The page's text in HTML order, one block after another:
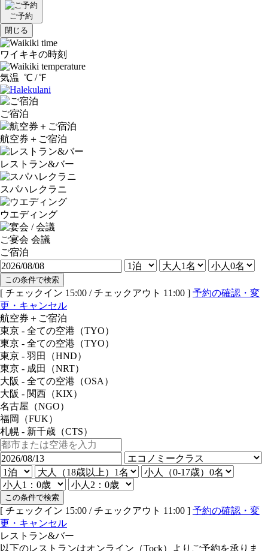
ご予約
閉じる
ワイキキの時刻
気温 ℃ /℉
ご宿泊
航空券＋ご宿泊
レストラン&バー
スパハレクラニ
ウエディング
ご宴会 会議
ご宿泊
この条件で検索
[ チェックイン 15:00 / チェックアウト 11:00 ] 予約の確認・変
更・キャンセル
航空券＋ご宿泊
東京 - 全ての空港（TYO）
東京 - 全ての空港（TYO）
東京 - 羽田（HND）
東京 - 成田（NRT）
大阪 - 全ての空港（OSA）
大阪 - 関西（KIX）
名古屋（NGO）
福岡（FUK）
札幌 - 新千歳（CTS）
この条件で検索
[ チェックイン 15:00 / チェックアウト 11:00 ] 予約の確認・変
更・キャンセル
レストラン&バー
以下のレストランはオンライン（Tock）よりご予約を承りま